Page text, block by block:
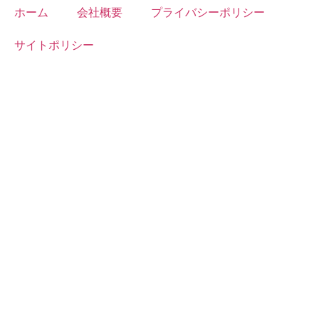
ホーム 会社概要 プライバシーポリシー
サイトポリシー